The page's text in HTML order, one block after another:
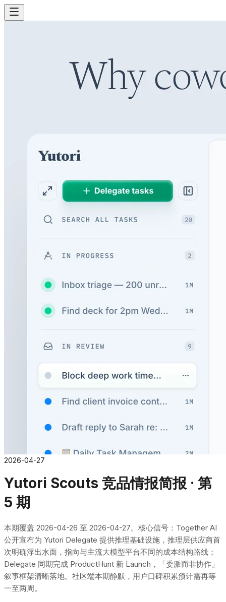
2026-04-27
Yutori Scouts 竞品情报简报 · 第
5 期
本期覆盖 2026-04-26 至 2026-04-27。核心信号：Together AI
公开宣布为 Yutori Delegate 提供推理基础设施，推理层供应商首
次明确浮出水面，指向与主流大模型平台不同的成本结构路线；
Delegate 同期完成 ProductHunt 新 Launch，「委派而非协作」
叙事框架清晰落地。社区端本期静默，用户口碑积累预计需再等
一至两周。